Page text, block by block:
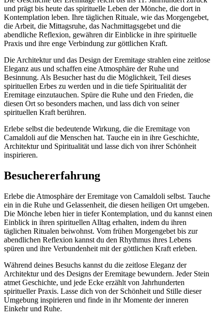
und prägt bis heute das spirituelle Leben der Mönche, die dort in
Kontemplation leben. Ihre täglichen Rituale, wie das Morgengebet,
die Arbeit, die Mittagsruhe, das Nachmittagsgebet und die
abendliche Reflexion, gewähren dir Einblicke in ihre spirituelle
Praxis und ihre enge Verbindung zur göttlichen Kraft.
Die Architektur und das Design der Eremitage strahlen eine zeitlose
Eleganz aus und schaffen eine Atmosphäre der Ruhe und
Besinnung. Als Besucher hast du die Möglichkeit, Teil dieses
spirituellen Erbes zu werden und in die tiefe Spiritualität der
Eremitage einzutauchen. Spüre die Ruhe und den Frieden, die
diesen Ort so besonders machen, und lass dich von seiner
spirituellen Kraft berühren.
Erlebe selbst die bedeutende Wirkung, die die Eremitage von
Camaldoli auf die Menschen hat. Tauche ein in ihre Geschichte,
Architektur und Spiritualität und lasse dich von ihrer Schönheit
inspirieren.
Besuchererfahrung
Erlebe die Atmosphäre der Eremitage von Camaldoli selbst. Tauche
ein in die Ruhe und Gelassenheit, die diesen heiligen Ort umgeben.
Die Mönche leben hier in tiefer Kontemplation, und du kannst einen
Einblick in ihren spirituellen Alltag erhalten, indem du ihren
täglichen Ritualen beiwohnst. Vom frühen Morgengebet bis zur
abendlichen Reflexion kannst du den Rhythmus ihres Lebens
spüren und ihre Verbundenheit mit der göttlichen Kraft erleben.
Während deines Besuchs kannst du die zeitlose Eleganz der
Architektur und des Designs der Eremitage bewundern. Jeder Stein
atmet Geschichte, und jede Ecke erzählt von Jahrhunderten
spiritueller Praxis. Lasse dich von der Schönheit und Stille dieser
Umgebung inspirieren und finde in ihr Momente der inneren
Einkehr und Ruhe.